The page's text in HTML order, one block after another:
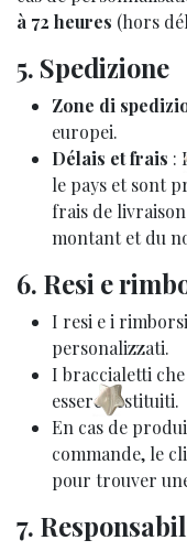
à 72 heures (hors
5. Spedizione
Zone di
europei.
Délais et frais :
le pays et sont
frais de
montant et du
6. Resi e
I resi e i
personalizzati.
I braccialetti
essere restituiti.
En cas de
commande, le
pour trouver
7.